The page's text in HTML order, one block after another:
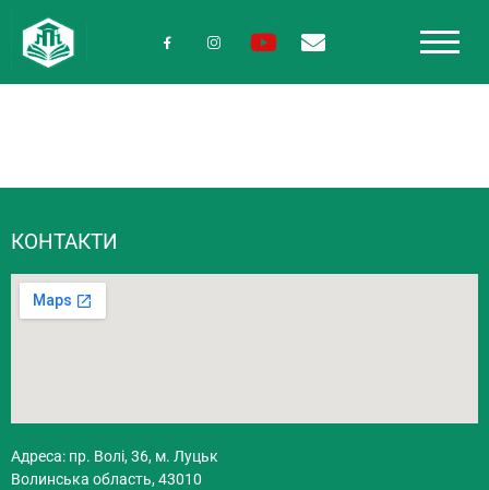
КОНТАКТИ
Адреса: пр. Волі, 36, м. Луцьк
Волинська область, 43010